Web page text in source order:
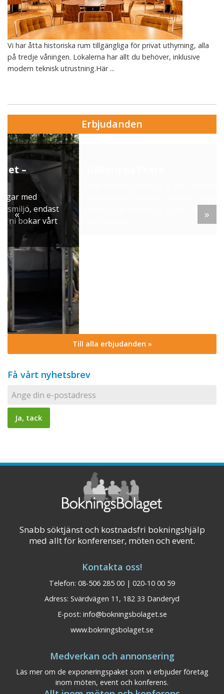
Vi har åtta historiska rum tillgängliga för privat uthyrning, alla
på tredje våningen. Lokalerna har allt du behöver, inklusive
modern teknisk utrustning.Här ...
Erbjudanden
Erbjudande från Skytteholm Ekerö
Julbord på Ekerö
När vintern lägger sig över Mälaren dukar vi upp
ett klassiskt svenskt julbord i Skyttegården. Här
möts ni av doften av gran, ljus som brinner stilla
och smaker ...
« »
Till alla erbjudanden »
Få vårt nyhetsbrev
Snabb söktjänst och kostnadsfri bokningshjälp
med allt för konferenser, möten och event.
Kontakta oss!
Telefon: 08-506 285 00 | 020-10 00 59
Adress: Svärdvägen 11, 182 33 Danderyd
E-post: info@bokningsbolaget.se
www.bokningsbolaget.se
Medverkan och annonsering
Läs mer om de exponeringspaket som vi erbjuder företag
inom möten, event och konferens.